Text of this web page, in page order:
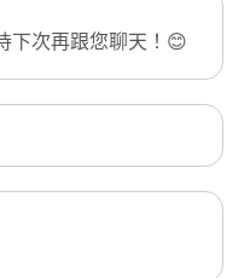
下次再跟您聊天！😊